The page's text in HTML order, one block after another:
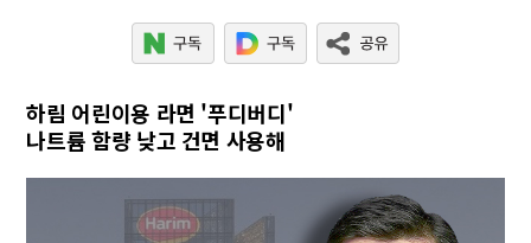
하림 어린이용 라면 '푸디버디'
나트륨 함량 낮고 건면 사용해